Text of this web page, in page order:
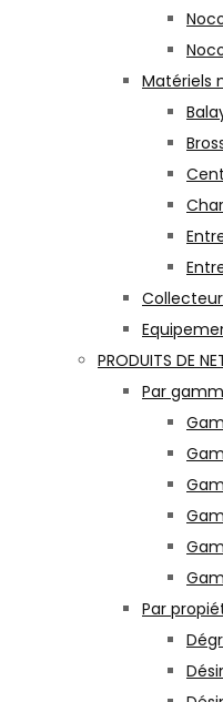
Matériels
PRODUITS DE
Par
Par